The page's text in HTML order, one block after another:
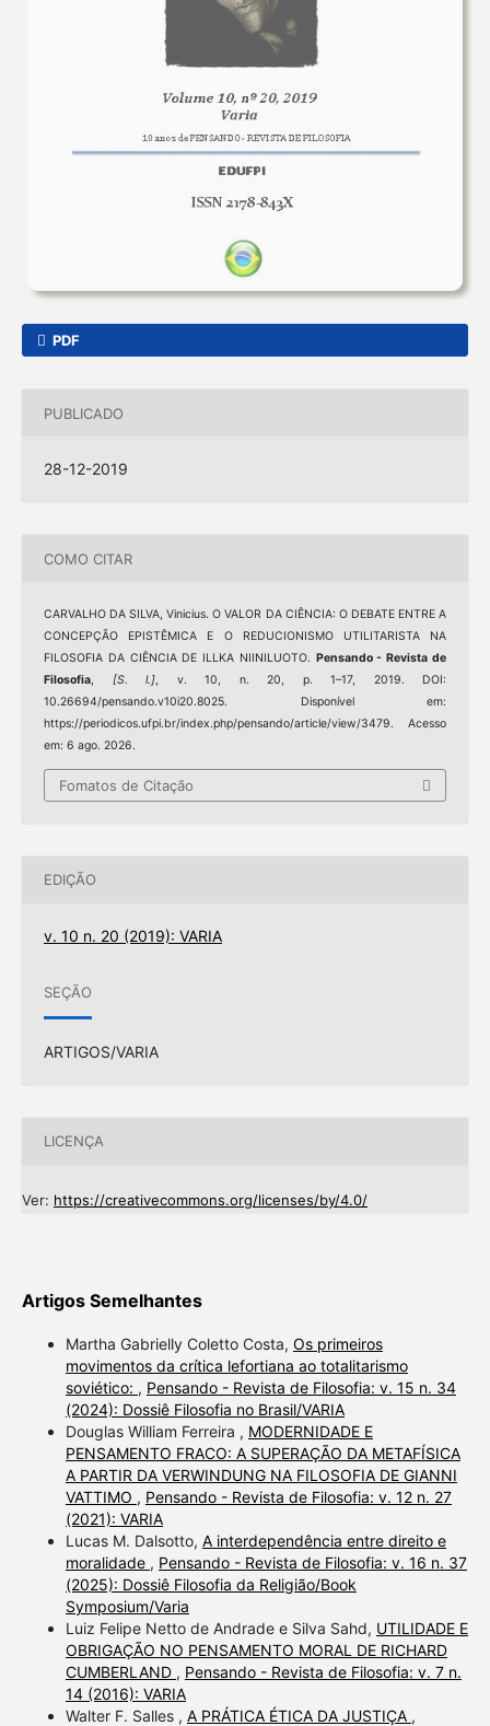
PDF
PUBLICADO
28-12-2019
COMO CITAR
CARVALHO DA SILVA, Vinicius. O VALOR DA CIÊNCIA: O DEBATE ENTRE A
CONCEPÇÃO EPISTÊMICA E O REDUCIONISMO UTILITARISTA NA
FILOSOFIA DA CIÊNCIA DE ILLKA NIINILUOTO. Pensando - Revista de
Filosofia, [S. l.], v. 10, n. 20, p. 1–17, 2019. DOI:
10.26694/pensando.v10i20.8025. Disponível em:
https://periodicos.ufpi.br/index.php/pensando/article/view/3479. Acesso
em: 6 ago. 2026.
Fomatos de Citação
EDIÇÃO
v. 10 n. 20 (2019): VARIA
SEÇÃO
ARTIGOS/VARIA
LICENÇA
Ver: https://creativecommons.org/licenses/by/4.0/
Artigos Semelhantes
Martha Gabrielly Coletto Costa, Os primeiros
movimentos da crítica lefortiana ao totalitarismo
soviético: , Pensando - Revista de Filosofia: v. 15 n. 34
(2024): Dossiê Filosofia no Brasil/VARIA
Douglas William Ferreira , MODERNIDADE E
PENSAMENTO FRACO: A SUPERAÇÃO DA METAFÍSICA
A PARTIR DA VERWINDUNG NA FILOSOFIA DE GIANNI
VATTIMO , Pensando - Revista de Filosofia: v. 12 n. 27
(2021): VARIA
Lucas M. Dalsotto, A interdependência entre direito e
moralidade , Pensando - Revista de Filosofia: v. 16 n. 37
(2025): Dossiê Filosofia da Religião/Book
Symposium/Varia
Luiz Felipe Netto de Andrade e Silva Sahd, UTILIDADE E
OBRIGAÇÃO NO PENSAMENTO MORAL DE RICHARD
CUMBERLAND , Pensando - Revista de Filosofia: v. 7 n.
14 (2016): VARIA
Walter F. Salles , A PRÁTICA ÉTICA DA JUSTIÇA ,